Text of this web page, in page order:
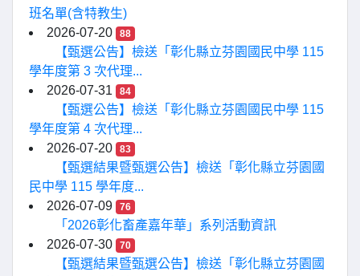
班名單(含特教生)
2026-07-20
88
【甄選公告】檢送「彰化縣立芬園國民中學 115
學年度第 3 次代理...
2026-07-31
84
【甄選公告】檢送「彰化縣立芬園國民中學 115
學年度第 4 次代理...
2026-07-20
83
【甄選結果暨甄選公告】檢送「彰化縣立芬園國
民中學 115 學年度...
2026-07-09
76
「2026彰化畜產嘉年華」系列活動資訊
2026-07-30
70
【甄選結果暨甄選公告】檢送「彰化縣立芬園國